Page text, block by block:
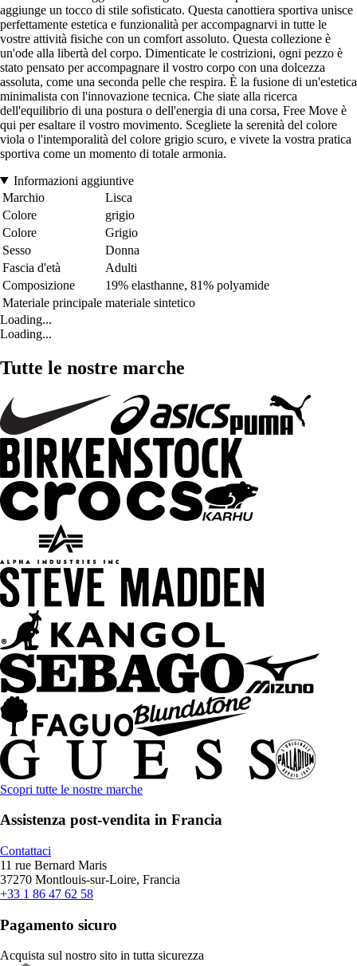
aggiunge un tocco di stile sofisticato. Questa canottiera sportiva unisce
perfettamente estetica e funzionalità per accompagnarvi in tutte le
vostre attività fisiche con un comfort assoluto. Questa collezione è
un'ode alla libertà del corpo. Dimenticate le costrizioni, ogni pezzo è
stato pensato per accompagnare il vostro corpo con una dolcezza
assoluta, come una seconda pelle che respira. È la fusione di un'estetica
minimalista con l'innovazione tecnica. Che siate alla ricerca
dell'equilibrio di una postura o dell'energia di una corsa, Free Move è
qui per esaltare il vostro movimento. Scegliete la serenità del colore
viola o l'intemporalità del colore grigio scuro, e vivete la vostra pratica
sportiva come un momento di totale armonia.
Informazioni aggiuntive
Marchio
Lisca
Colore
grigio
Colore
Grigio
Sesso
Donna
Fascia d'età
Adulti
Composizione
19% elasthanne, 81% polyamide
Materiale principale materiale sintetico
Loading...
Loading...
Tutte le nostre marche
Scopri tutte le nostre marche
Assistenza post-vendita in Francia
Contattaci
11 rue Bernard Maris
37270 Montlouis-sur-Loire, Francia
+33 1 86 47 62 58
Pagamento sicuro
Acquista sul nostro sito in tutta sicurezza